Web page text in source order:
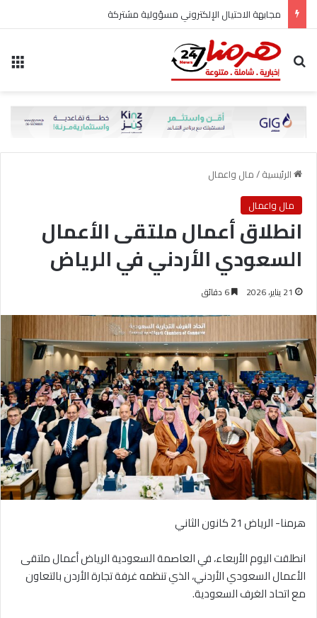
مجابهة الاحتيال الإلكتروني مسؤولية مشتركة
بحث عن
الرئيسية/مال واعمال
مال واعمال
انطلاق أعمال ملتقى الأعمال
السعودي الأردني في الرياض
21 يناير، 2026
هرمنا- الرياض 21 كانون الثاني
انطلقت اليوم الأربعاء، في العاصمة السعودية الرياض أعمال ملتقى
الأعمال السعودي الأردني، الذي تنظمه غرفة تجارة الأردن بالتعاون
مع اتحاد الغرف السعودية.